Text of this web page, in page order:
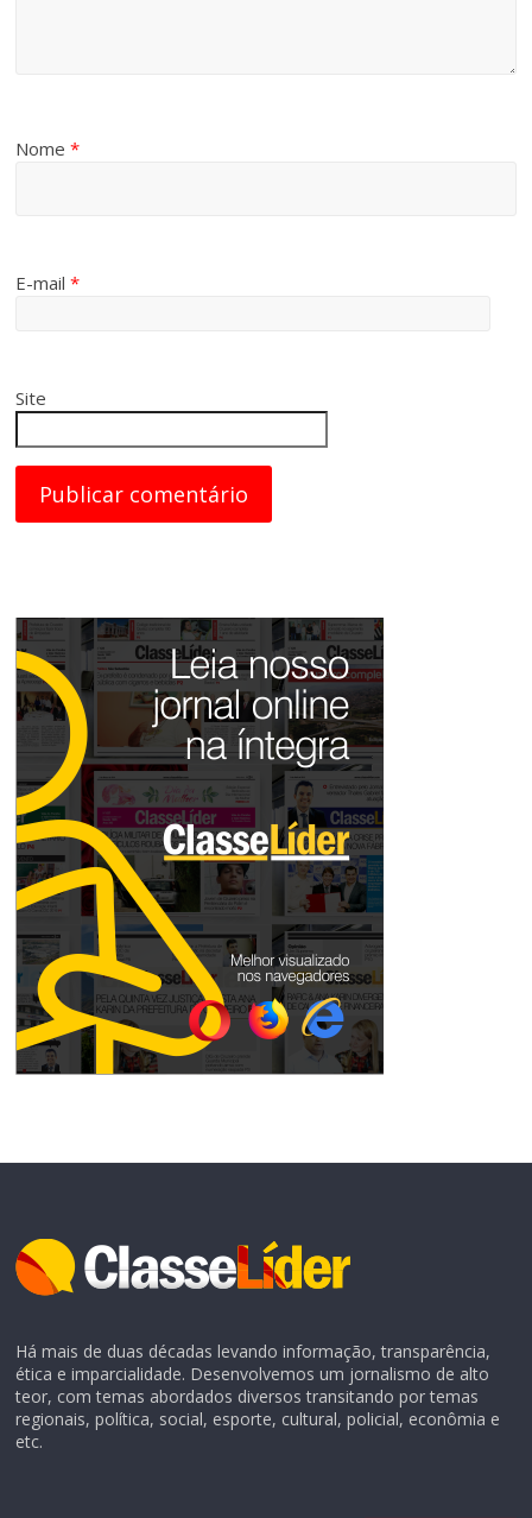
Nome*
E-mail*
Site
Há mais de duas décadas levando informação, transparência,
ética e imparcialidade. Desenvolvemos um jornalismo de alto
teor, com temas abordados diversos transitando por temas
regionais, política, social, esporte, cultural, policial, econômia e
etc.